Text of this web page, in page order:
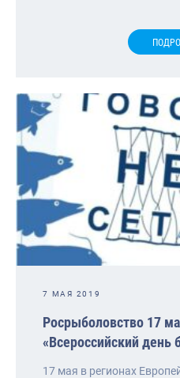
7 МАЯ 2019
Росрыболовство 17
«Всероссийский день
17 мая в регионах